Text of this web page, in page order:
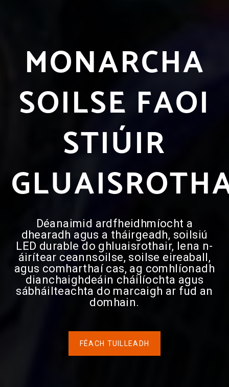
MONARCHA
SOILSE FAOI
STIÚIR
Déanaimid ardfheidhmíocht a
dhearadh agus a tháirgeadh, soilsiú
LED durable do ghluaisrothair, lena n-
áirítear ceannsoilse, soilse eireaball,
agus comharthaí cas, ag comhlíonadh
dianchaighdeáin cháilíochta agus
sábháilteachta do marcaigh ar fud an
domhain.
FÉACH TUILLEADH